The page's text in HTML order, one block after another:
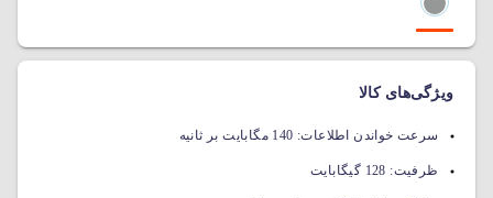
ویژگی‌های کالا
سرعت خواندن اطلاعات: 140 مگابایت بر ثانیه
ظرفیت: 128 گیگابایت